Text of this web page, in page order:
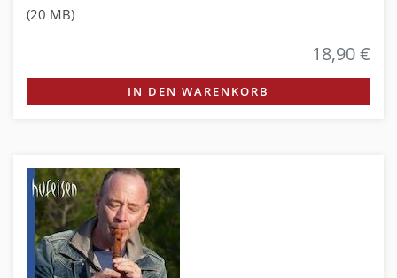
(20 MB)
18,90 €
IN DEN WARENKORB